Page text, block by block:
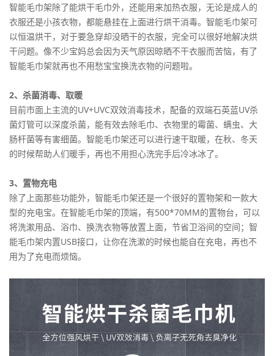
智能毛巾架除了能烘干毛巾外，还能用来加热衣服，无论是成人的
衣服还是小孩衣物，都能悬挂在上面进行烘干消毒。智能毛巾架可
以恒温烘干，对于要急穿却没晒干的衣服，完全可以很好地解决烘
干问题。像不少宝妈总会因为天气原因晾晒不干衣服而苦恼，有了
智能毛巾架就再也不用愁宝宝换洗衣物的问题啦。
2、杀菌消毒、取暖
目前市面上主流的UV+UVC双效消毒技术，配备的双端石英蓝UV杀
菌灯管可以深度杀菌，能有效去除毛巾、衣物里的霉菌、螨虫、大
肠杆菌等有害细菌。智能毛巾架还可以进行速干取暖，在秋、冬天
的时候帮助人们暖手，再也不用担心洗完手后冷冰冰了。
3、置物充电
除了上面那些功能外，智能毛巾架还是一个很好的置物架和一款大
型的充电宝。在智能毛巾架的顶端，有500*70MM的置物台，可以
将洗漱用品、浴巾、换洗衣物等放置上面，节省卫浴间的空间；智
能毛巾架内置USB接口，让你在洗漱的时候也能自在充电，再也不
用为了充电而烦恼。